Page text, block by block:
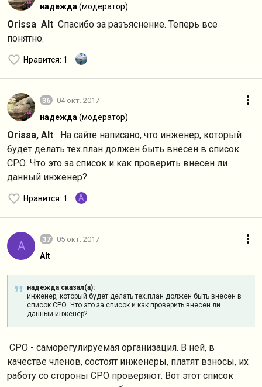
надежда (модератор)
Orissa Alt Спасибо за разъяснение. Теперь все
понятно.
Нравится: 1
36 04 окт. 2017
надежда (модератор)
Orissa, Alt На сайте написано, что инженер, который
будет делать тех.план должен быть внесен в список
СРО. Что это за список и как проверить внесен ли
данный инженер?
Нравится: 1 A
A 37 05 окт. 2017
Alt
надежда сказал(а):
инженер, который будет делать тех.план должен быть внесен в
список СРО. Что это за список и как проверить внесен ли
данный инженер?
СРО - саморегулируемая организация. В ней, в
качестве членов, состоят инженеры, платят взносы, их
работу со стороны СРО проверяют. Вот этот список